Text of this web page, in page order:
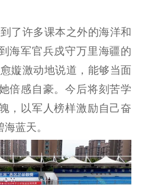
许多课本之外的海洋和
海军官兵戍守万里海疆的
嫙激动地说道，能够当面
倍感自豪。今后将刻苦学
，以军人榜样激励自己奋
蓝天。